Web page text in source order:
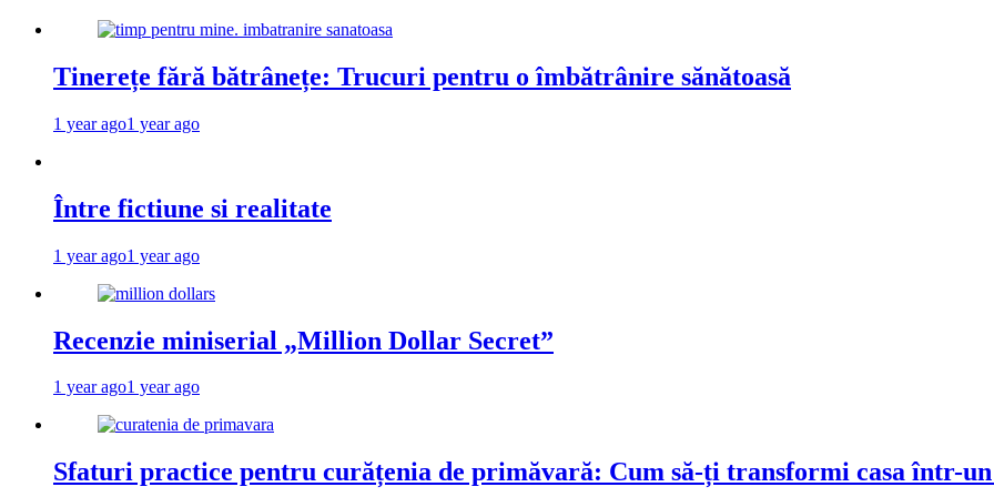
Tinerețe fără bătrânețe: Trucuri pentru o îmbătrânire sănătoasă
1 year ago1 year ago
Între fictiune si realitate
1 year ago1 year ago
Recenzie miniserial „Million Dollar Secret”
1 year ago1 year ago
Sfaturi practice pentru curățenia de primăvară: Cum să-ți transformi casa într-